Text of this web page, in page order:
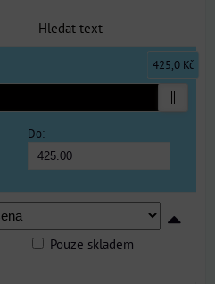
Hledat text
Do:
425,0 Kč
Pouze skladem